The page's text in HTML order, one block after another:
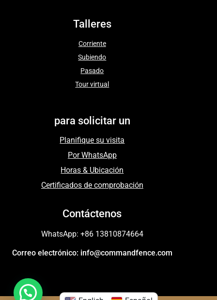
Talleres
Corriente
Subiendo
Pasado
Tour virtual
para solicitar un
Planifique su visita
Por WhatsApp
Horas & Ubicación
Certificados de comprobación
Contáctenos
WhatsApp: +86 13810874664
Correo electrónico: info@commandfence.com